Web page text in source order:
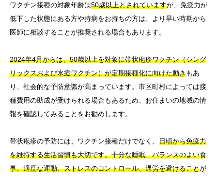
ワクチン接種の対象年齢は50歳以上とされていますが、免疫力が
低下した状態にある方や持病をお持ちの方は、より早い時期から
医師に相談することが推奨される場合もあります。
2024年4月からは、50歳以上を対象に帯状疱疹ワクチン（シング
リックスおよび水痘ワクチン）が定期接種化に向けた動きもあ
り、社会的な予防意識が高まっています。市区町村によっては接
種費用の助成が受けられる場合もあるため、お住まいの地域の情
報を確認してみることをお勧めします。
帯状疱疹の予防には、ワクチン接種だけでなく、 日頃から免疫力
を維持する生活習慣も大切です。十分な睡眠、バランスのよい食
事、適度な運動、ストレスのコントロール、過労を避けることが